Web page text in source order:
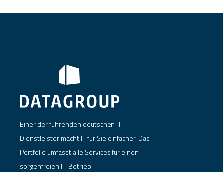
Einer der führenden deutschen IT
Dienstleister macht IT für Sie einfacher. Das
Portfolio umfasst alle Services für einen
sorgenfreien IT-Betrieb.